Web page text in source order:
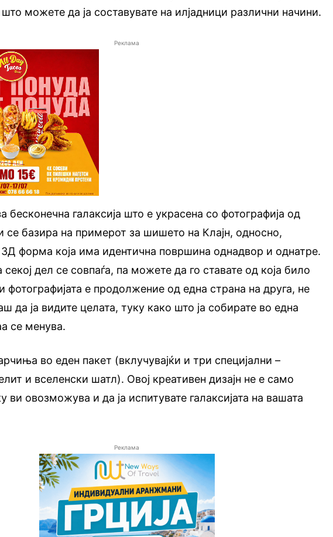
што можете да ја составувате на илјадници различни начини.
Реклама
бесконечна галаксија што е украсена со фотографија од
се базира на примерот за шишето на Клајн, односно,
форма која има идентична површина однадвор и однатре.
дел се совпаѓа, па можете да го ставате од која било
фотографијата е продолжение од една страна на друга, не
да ја видите целата, туку како што ја собирате во една
се менува.
во еден пакет (вклучувајќи и три специјални –
и вселенски шатл). Овој креативен дизајн не е само
ви овозможува и да ја испитувате галаксијата на вашата
Реклама